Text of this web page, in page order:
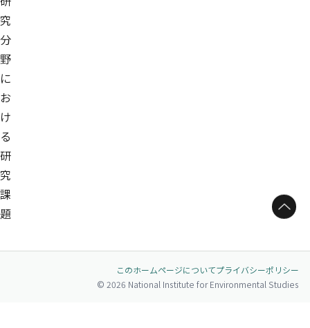
究
分
野
に
お
け
る
研
究
課
題
ページトップへ
このホームページについてプライバシーポリシー
© 2026 National Institute for Environmental Studies